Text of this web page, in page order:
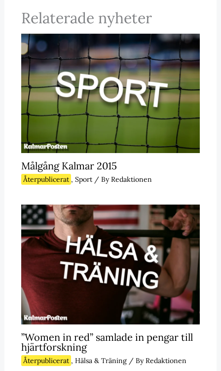
Relaterade nyheter
Målgång Kalmar 2015
Återpublicerat , Sport/ ByRedaktionen
”Women in red” samlade in pengar till
hjärtforskning
Återpublicerat , Hälsa & Träning/ ByRedaktionen